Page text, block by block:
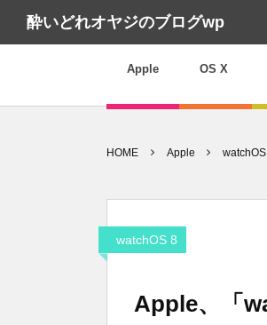
酔いどれオヤジのブログwp
Apple OS X
HOME Apple
watchOS 8
Apple、「